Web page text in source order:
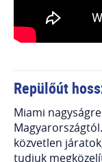
Repülőút
Miami
közvetlen
tudjuk